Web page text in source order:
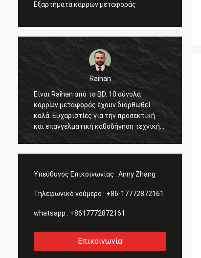
Εξαρτήματα κάρρων μεταφοράς
Raihan
Είναι Raihan από το BD. 10 σύνολα
κάρρων μεταφοράς έχουν διορθωθεί
καλά. Ευχαριστίες για την προσεκτική
και επαγγελματική καθοδήγηση τεχνικής
στο εργοστάσιό μας. Η ελπίδα που όλα
Υπεύθυνος Επικοινωνίας : Anny Zhang
Τηλεφωνικό νούμερο : +86-17772872161
whatsapp : +8617772872161
Επικοινωνία